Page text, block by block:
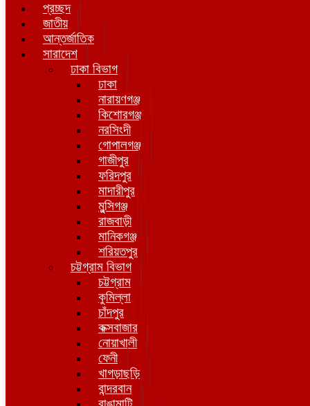
প্রচ্ছদ
জাতীয়
আন্তর্জাতিক
সারাদেশ
ঢাকা বিভাগ
ঢাকা
নারায়ণগঞ্জ
কিশোরগঞ্জ
নরসিংদী
গোপালগঞ্জ
গাজীপুর
ফরিদপুর
মাদারীপুর
মুন্সিগঞ্জ
রাজবাড়ী
মানিকগঞ্জ
শরিয়তপুর
চট্টগ্রাম বিভাগ
চট্টগ্রাম
কুমিল্লা
চাঁদপুর
কক্সবাজার
নোয়াখালী
ফেনী
খাগড়াছড়ি
বান্দরবান